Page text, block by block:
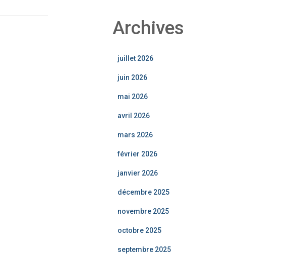
Archives
juillet 2026
juin 2026
mai 2026
avril 2026
mars 2026
février 2026
janvier 2026
décembre 2025
novembre 2025
octobre 2025
septembre 2025